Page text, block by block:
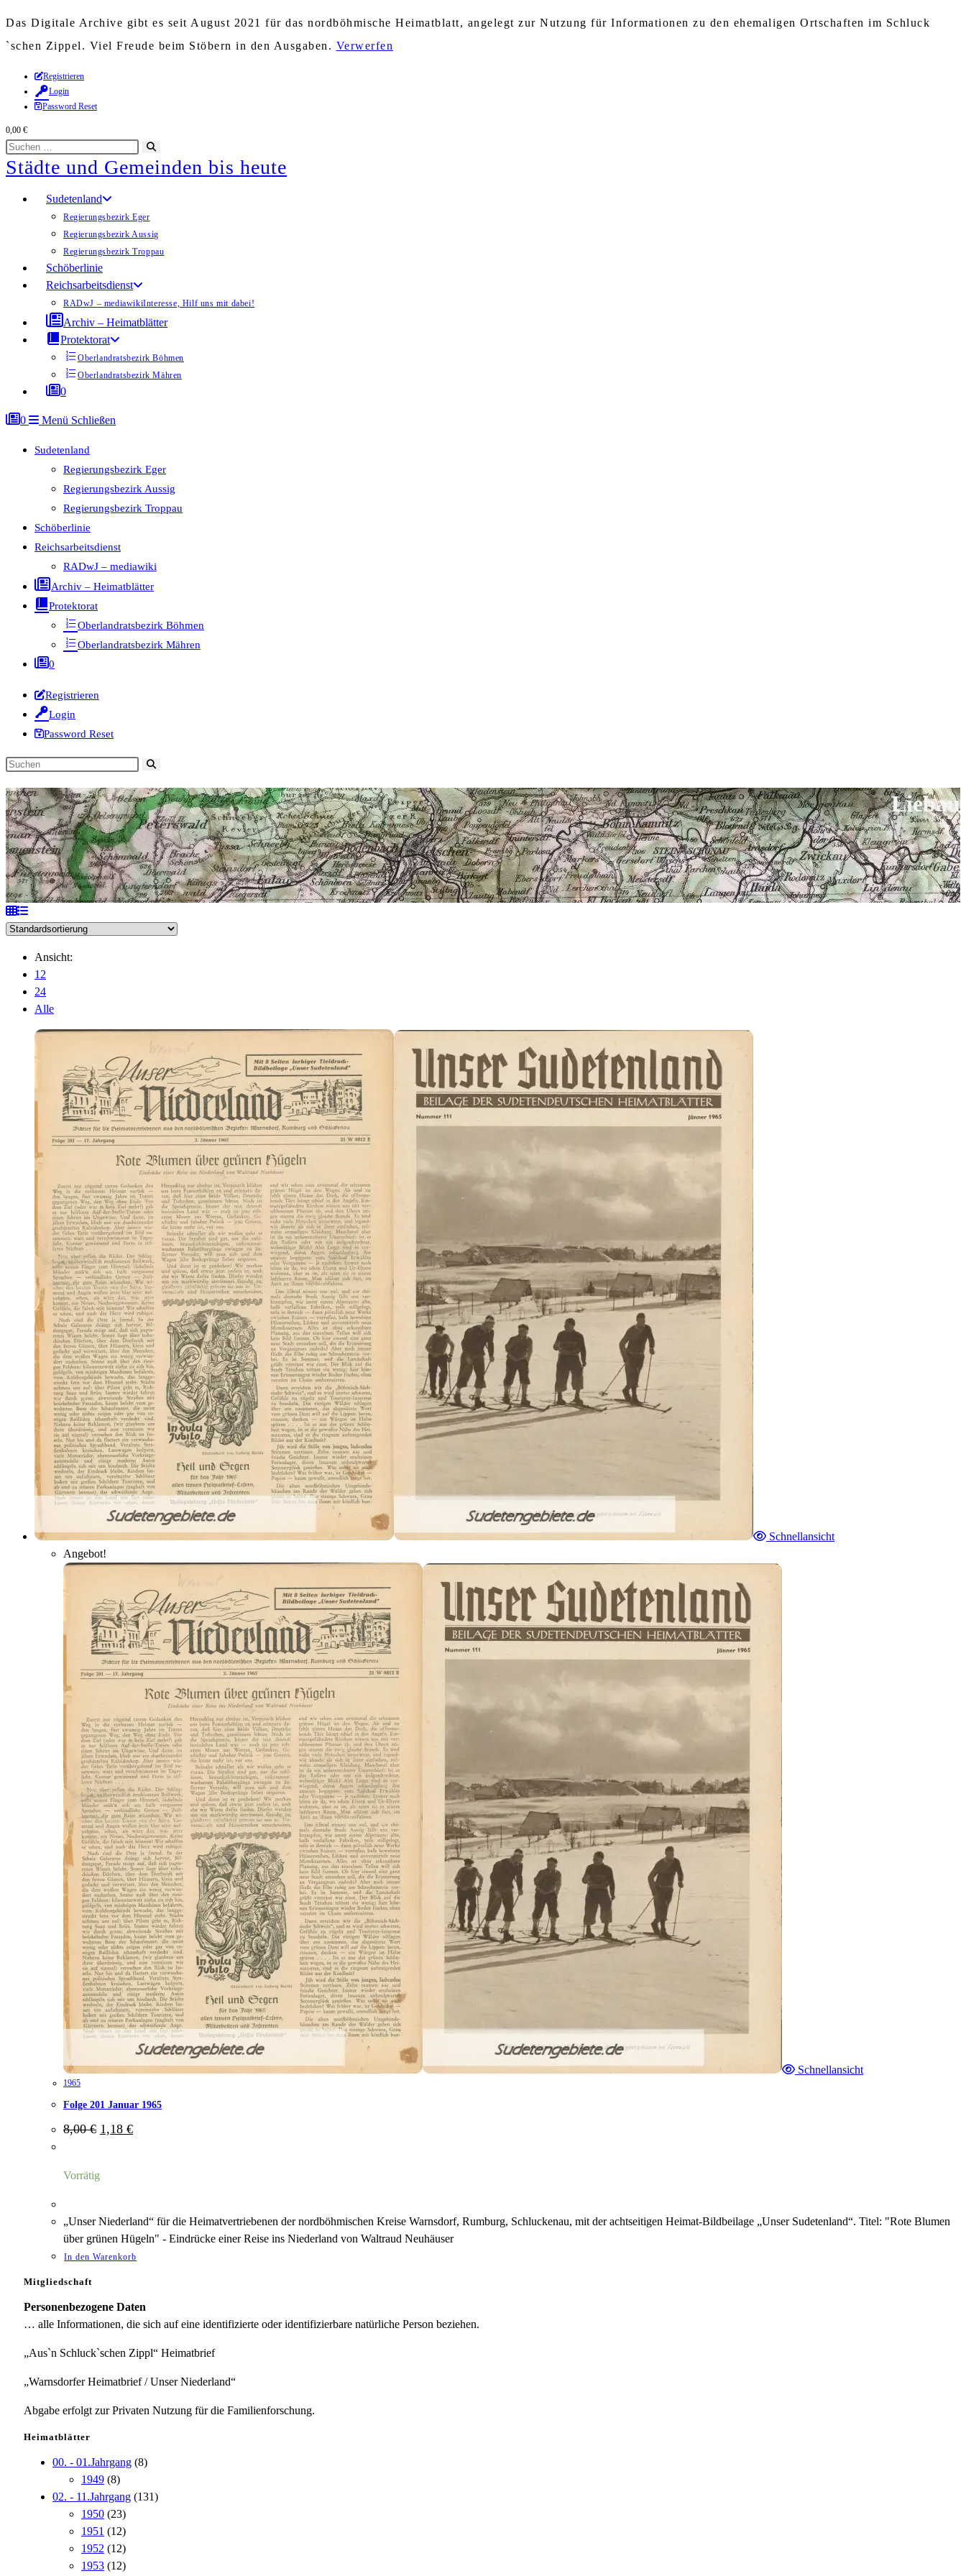
Das Digitale Archive gibt es seit August 2021 für das nordböhmische Heimatblatt, angelegt zur Nutzung für Informationen zu den ehemaligen Ortschaften im Schluck
`schen Zippel. Viel Freude beim Stöbern in den Ausgaben. Verwerfen
Zum
Inhalt
springen
Registrieren
Login
Password Reset
0,00 €
Diese
Website
durchsuchen
starten
Städte und Gemeinden bis heute
Sudetenland
Regierungsbezirk Eger
Regierungsbezirk Aussig
Regierungsbezirk Troppau
Schöberlinie
Reichsarbeitsdienst
RADwJ – mediawikiInteresse, Hilf uns mit dabei!
Archiv – Heimatblätter
Protektorat
Oberlandratsbezirk Böhmen
Oberlandratsbezirk Mähren
0
0 Menü Schließen
Sudetenland
Regierungsbezirk Eger
Regierungsbezirk Aussig
Regierungsbezirk Troppau
Schöberlinie
Reichsarbeitsdienst
RADwJ – mediawiki
Archiv – Heimatblätter
Protektorat
Oberlandratsbezirk Böhmen
Oberlandratsbezirk Mähren
0
Registrieren
Login
Password Reset
Diese
durchsuchen
Liebau
Ansicht:
12
24
Alle
Schnellansicht
Angebot!
Schnellansicht
1965
Folge 201 Januar 1965
8,00€ Ursprünglicher
Preis
1,18 €Aktueller
Preis
Vorrätig
„Unser Niederland“ für die Heimatvertriebenen der nordböhmischen Kreise Warnsdorf, Rumburg, Schluckenau, mit der achtseitigen Heimat-Bildbeilage „Unser Sudetenland“. Titel: "Rote Blumen
über grünen Hügeln" - Eindrücke einer Reise ins Niederland von Waltraud Neuhäuser
In den Warenkorb
Mitgliedschaft
Personenbezogene Daten
… alle Informationen, die sich auf eine identifizierte oder identifizierbare natürliche Person beziehen.
„Aus`n Schluck`schen Zippl“ Heimatbrief
„Warnsdorfer Heimatbrief / Unser Niederland“
Abgabe erfolgt zur Privaten Nutzung für die Familienforschung.
Heimatblätter
00. - 01.Jahrgang (8)
1949 (8)
02. - 11.Jahrgang (131)
1950 (23)
1951 (12)
1952 (12)
1953 (12)